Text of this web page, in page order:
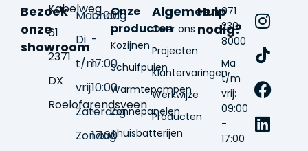
Bezoek
onze
showroom
Kabelweg
61
2371
DX
Roelofarendsveen
Maandag
Di
t/m
vrij
Zaterdag
Zondag
12:00
-
17:00
10:00
-
17:00
Onze
producten
Kozijnen
Schuifpuien
Warmtepompen
Zonnepanelen
Thuisbatterijen
Algemeen
Over ons
Projecten
Klantervaringen
Werkwijze
Producten
Hulp
nodig?
071
230
8000
Ma
t/m
vrij:
09:00
-
17:00